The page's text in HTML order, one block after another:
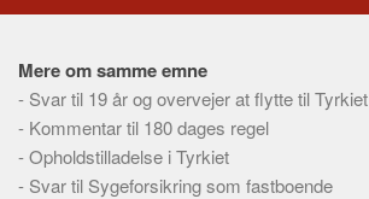
Statistik
Praktisk
Alle
Meta
Mere om samme emne
- Svar til 19 år og overvejer at flytte til Tyrkiet
- Kommentar til 180 dages regel
-Opholdstilladelse i Tyrkiet
- Svar til Sygeforsikring som fastboende